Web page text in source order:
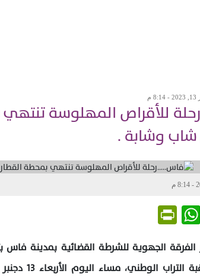
للأقراص المهلوسة
شاب وشابة .
Twitter
WhatsApp
الفرقة الجهوية للشرطة القضائية بمدينة
العامة